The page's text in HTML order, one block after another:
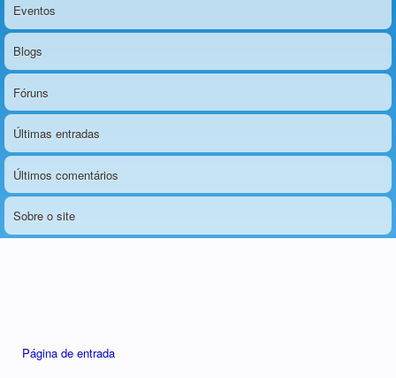
Eventos
Blogs
Fóruns
Últimas entradas
Últimos comentários
Sobre o site
Página de entrada